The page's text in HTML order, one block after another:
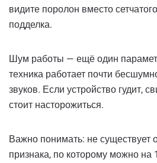
видите поролон вместо
подделка.
Шум работы — ещё один
техника работает почти
звуков. Если устройство гудит,
стоит насторожиться.
Важно понимать: не существует
признака, по которому можно на